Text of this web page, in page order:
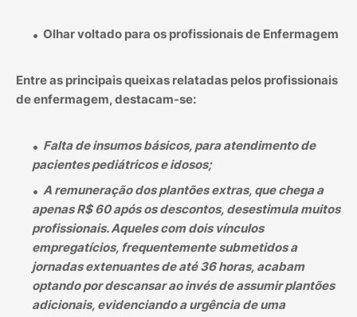
Olhar voltado para os profissionais de Enfermagem
Entre as principais queixas relatadas pelos profissionais
de enfermagem, destacam-se:
Falta de insumos básicos, para atendimento de
pacientes pediátricos e idosos;
A remuneração dos plantões extras, que chega a
apenas R$ 60 após os descontos, desestimula muitos
profissionais. Aqueles com dois vínculos
empregatícios, frequentemente submetidos a
jornadas extenuantes de até 36 horas, acabam
optando por descansar ao invés de assumir plantões
adicionais, evidenciando a urgência de uma